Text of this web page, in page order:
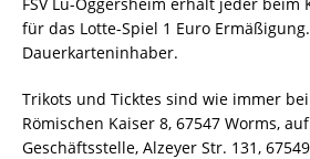
für das Lotte-Spiel 1 Euro
Dauerkarteninhaber.
Trikots und Ticktes sind wie immer
Römischen Kaiser 8, 67547 Worms,
Geschäftsstelle, Alzeyer Str. 131,